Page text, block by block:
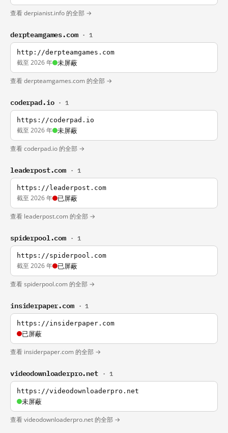
查看 derpianist.info 的全部 →
derpteamgames.com · 1
http://derpteamgames.com
截至 2026 年 未屏蔽
查看 derpteamgames.com 的全部 →
coderpad.io · 1
https://coderpad.io
截至 2026 年 未屏蔽
查看 coderpad.io 的全部 →
leaderpost.com · 1
https://leaderpost.com
截至 2026 年 已屏蔽
查看 leaderpost.com 的全部 →
spiderpool.com · 1
https://spiderpool.com
截至 2026 年 已屏蔽
查看 spiderpool.com 的全部 →
insiderpaper.com · 1
https://insiderpaper.com
已屏蔽
查看 insiderpaper.com 的全部 →
videodownloaderpro.net · 1
https://videodownloaderpro.net
未屏蔽
查看 videodownloaderpro.net 的全部 →